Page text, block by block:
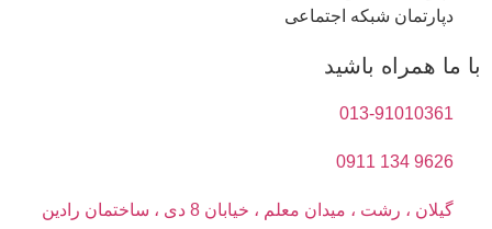
دپارتمان شبکه اجتماعی
با ما همراه باشید
013-91010361
9626 134 0911
گیلان ، رشت ، میدان معلم ، خیابان 8 دی ، ساختمان رادین